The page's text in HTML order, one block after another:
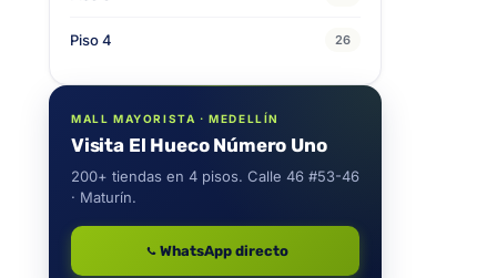
Piso 4 26
MALL MAYORISTA · MEDELLÍN
Visita El Hueco Número Uno
200+ tiendas en 4 pisos. Calle 46 #53-46
· Maturín.
WhatsApp directo